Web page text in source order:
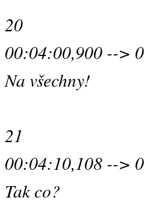
20
00:04:00,900 -->
Na všechny!
21
00:04:10,108 -->
Tak co?